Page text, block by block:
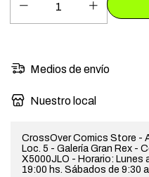
Medios de envío
Nuestro local
CrossOver Comics Store -
Loc. 5 - Galería Gran Rex -
X5000JLO - Horario: Lunes
19:00 hs. Sábados de 9:30